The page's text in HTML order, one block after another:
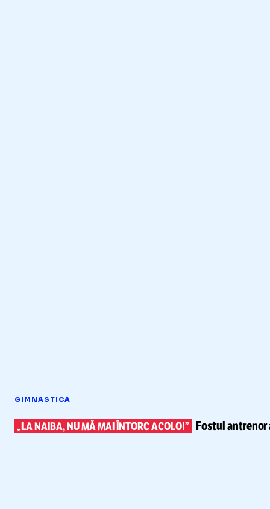
GIMNASTICA
„LA NAIBA, NU MĂ MAI ÎNTORC ACOLO!” Fostul